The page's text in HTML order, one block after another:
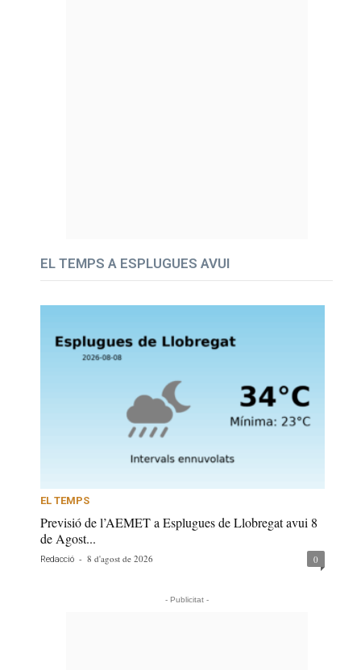
EL TEMPS A ESPLUGUES AVUI
EL TEMPS
Previsió de l’AEMET a Esplugues de Llobregat avui 8
de Agost...
Redacció - 8 d'agost de 2026 0
- Publicitat -